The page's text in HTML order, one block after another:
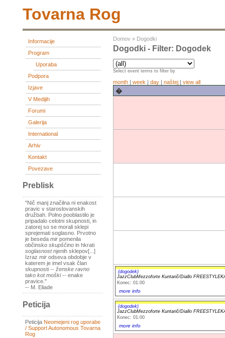
Tovarna Rog
Informacije
Program
Uporaba
Podpora
Izjave
V Medijih
Forumi
Galerija
International
Arhiv
Kontakt
Povezave
Preblisk
"Nič manj značilna ni enakost
pravic v staroslovanskih
družbah. Polno pooblastilo je
pripadalo celotni skupnosti, in
zatorej so se morali sklepi
sprejemati soglasno. Prvotno
je beseda mir pomenila
občinsko skupščino in hkrati
soglasnostnjenih sklepov[...]
Izraz mir odseva obdobje v
katerem je imel vsak član
skupnosti -- ženske ravno
tako kot moški-- enake
pravice."
-- M. Eliade
Peticija
Peticija Neomejeni rog uporabe
/ Support Autonomous Tovarna
Rog
Domov » Dogodki
Dogodki - Filter: Dogodek
Select event terms to filter by
month | week | day | naštej | view all
�
(dogodek)
JazzClubMezzoforte Kuntarič/Diallo
Konec: 01:00
more info
(dogodek)
JazzClubMezzoforte Kuntarič/Diallo
Konec: 01:00
more info